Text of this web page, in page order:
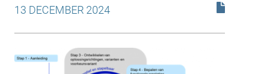
13 DECEMBER 2024